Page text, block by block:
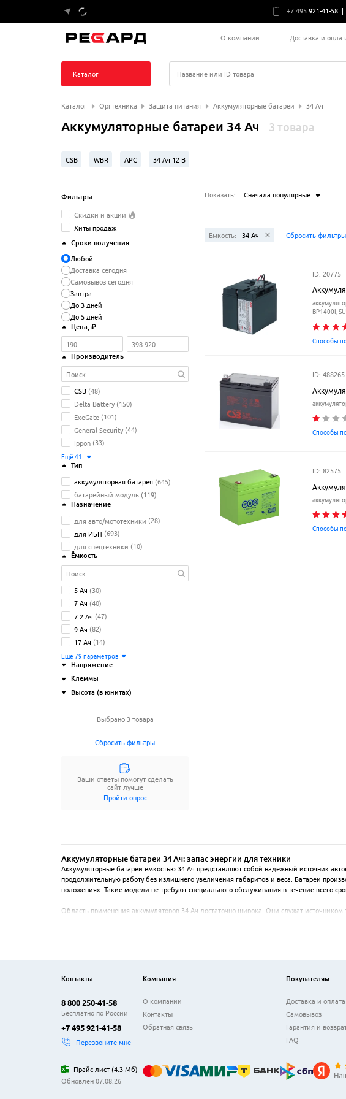
+7 495 921-41-58
О компании Доставка и
Каталог Название или ID товара
Каталог Оргтехника Защита питания Аккумуляторные батареи 34 Ач
Аккумуляторные батареи 34 Ач 3 товара
CSB WBR APC 34 Ач 12 В
Фильтры
Скидки и акции
Хиты продаж
Сроки получения
Любой
Доставка сегодня
Самовывоз сегодня
Завтра
До 3 дней
До 5 дней
Цена , ₽
Производитель
CSB (48)
Delta Battery (150)
ExeGate (101)
General Security (44)
Ippon (33)
Ещё 41
Тип
аккумуляторная батарея (645)
батарейный модуль (119)
Назначение
для авто/мототехники (28)
для ИБП (693)
для спецтехники (10)
Ёмкость
5 Ач (30)
7 Ач (40)
7.2 Ач (47)
9 Ач (82)
17 Ач (14)
Ещё 79 параметров
Напряжение
6 В (69)
12 В (570)
(2)
параметров
Клеммы
B3 (болт М5 с гайкой)
(2)
F1/T1 (faston) 4.8мм
под болт M6 (T7)
13параметров
Высота (в юнитах)
Выбрано 3 товара
Сбросить фильтры
Ваши ответы помогут сделать
сайт лучше
Пройти опрос
Показать: Сначала популярные
Ёмкость: 34 Ач Сбросить фильтры
ID: 20775
BP1400I,
Способы
ID: 488265
Способы
ID: 82575
Способы
Аккумуляторные батареи 34 Ач: запас энергии для техники
Аккумуляторные батареи емкостью 34 Ач представляют собой надежный источник
продолжительную работу без излишнего увеличения габаритов и веса. Батареи
положениях. Такие модели не требуют специального обслуживания в течение всего
Область применения аккумуляторов 34 Ач достаточно широка. Они служат
эти батареи совместимы с детскими электромобилями, рыболовными эхолотами,
Контакты
8 800 250-41-58
Бесплатно по России
+7 495 921-41-58
Перезвоните мне
Прайс-лист(4.3 Мб)
Обновлен 07.08.26
Компания
О компании
Контакты
Обратная связь
Покупателям
Доставка и оплата
Самовывоз
Гарантия и
FAQ